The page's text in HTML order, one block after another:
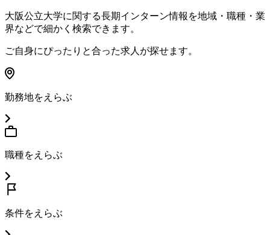
大阪公立大学に関する長期インターン情報を地域・職種・業
界などで細かく検索できます。
ご自身にぴったりと合った求人が探せます。
勤務地をえらぶ
職種をえらぶ
条件をえらぶ